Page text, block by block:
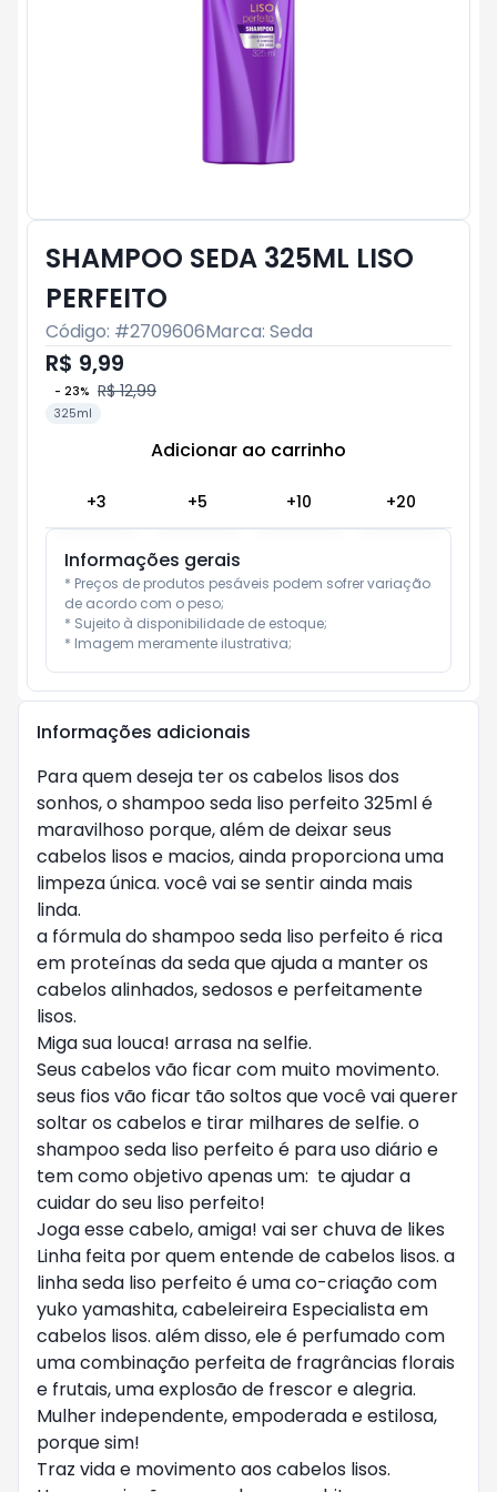
SHAMPOO SEDA 325ML LISO
PERFEITO
Código: #2709606Marca: Seda
R$ 9,99
- 23% R$ 12,99
325ml
Adicionar ao carrinho
+3 +5 +10 +20
Informações gerais
* Preços de produtos pesáveis podem sofrer variação
de acordo com o peso;
* Sujeito à disponibilidade de estoque;
* Imagem meramente ilustrativa;
Informações adicionais
Para quem deseja ter os cabelos lisos dos
sonhos, o shampoo seda liso perfeito 325ml é
maravilhoso porque, além de deixar seus
cabelos lisos e macios, ainda proporciona uma
limpeza única. você vai se sentir ainda mais
linda.
a fórmula do shampoo seda liso perfeito é rica
em proteínas da seda que ajuda a manter os
cabelos alinhados, sedosos e perfeitamente
lisos.
Miga sua louca! arrasa na selfie.
Seus cabelos vão ficar com muito movimento.
seus fios vão ficar tão soltos que você vai querer
soltar os cabelos e tirar milhares de selfie. o
shampoo seda liso perfeito é para uso diário e
tem como objetivo apenas um: te ajudar a
cuidar do seu liso perfeito!
Joga esse cabelo, amiga! vai ser chuva de likes
Linha feita por quem entende de cabelos lisos. a
linha seda liso perfeito é uma co-criação com
yuko yamashita, cabeleireira Especialista em
cabelos lisos. além disso, ele é perfumado com
uma combinação perfeita de fragrâncias florais
e frutais, uma explosão de frescor e alegria.
Mulher independente, empoderada e estilosa,
porque sim!
Traz vida e movimento aos cabelos lisos.